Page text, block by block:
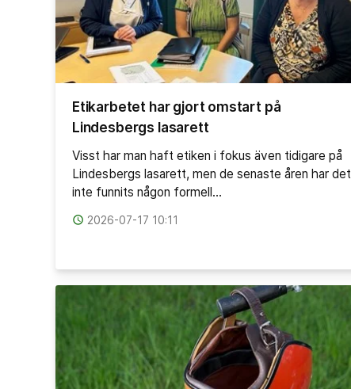
Etikarbetet har gjort omstart på
Lindesbergs lasarett
Visst har man haft etiken i fokus även tidigare på
Lindesbergs lasarett, men de senaste åren har det
inte funnits någon formell…
access_time 2026-07-17 10:11